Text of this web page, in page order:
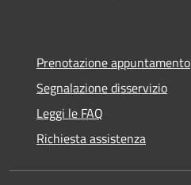
Prenotazione appuntamento
Segnalazione disservizio
Leggi le FAQ
Richiesta assistenza